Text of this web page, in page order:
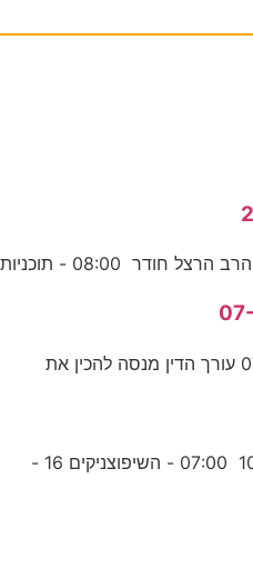
06:00 - השיפוצניקים 13 - פרק 10 07:00 - השיפוצניקים 16 -